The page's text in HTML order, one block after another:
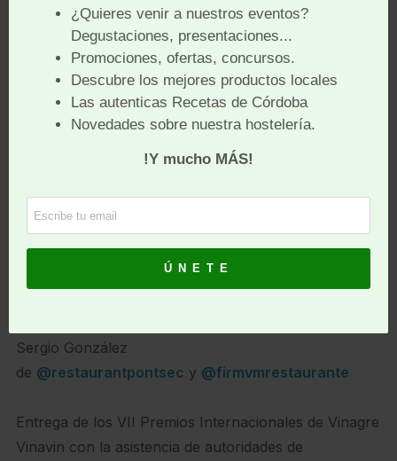
‘Premios@vinavincordoba’.
Sergio González
de @restaurantpontsec y @firmvmrestaurante
Entrega de los VII Premios Internacionales de Vinagre
Vinavin con la asistencia de autoridades de